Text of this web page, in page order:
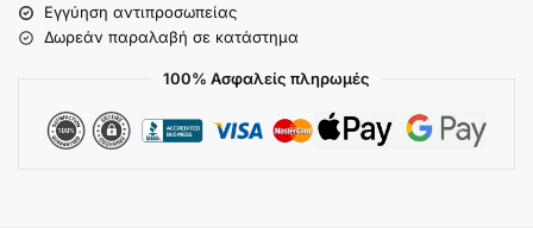
Εγγύηση αντιπροσωπείας
Δωρεάν παραλαβή σε κατάστημα
100% Ασφαλείς πληρωμές